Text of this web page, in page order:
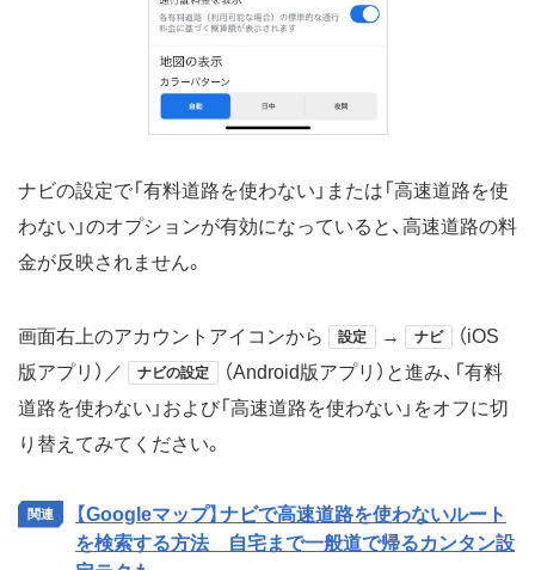
ナビの設定で「有料道路を使わない」または「高速道路を使
わない」のオプションが有効になっていると、高速道路の料
金が反映されません。
画面右上のアカウントアイコンから 設定 → ナビ
（iOS
版アプリ）／
ナビの設定
（Android版アプリ）と進み、「有料
道路を使わない」および「高速道路を使わない」をオフに切
り替えてみてください。
【Googleマップ】ナビで高速道路を使わないルート
を検索する方法 自宅まで一般道で帰るカンタン設